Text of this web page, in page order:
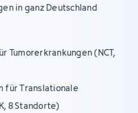
in ganz Deutschland
Tumorerkrankungen (NCT,
für Translationale
8 Standorte)